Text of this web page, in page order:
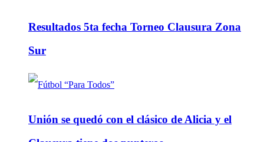
Resultados 5ta fecha Torneo Clausura Zona
Sur
Unión se quedó con el clásico de Alicia y el